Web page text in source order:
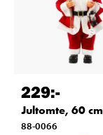
229:-
Jultomte, 60 cm
88-0066